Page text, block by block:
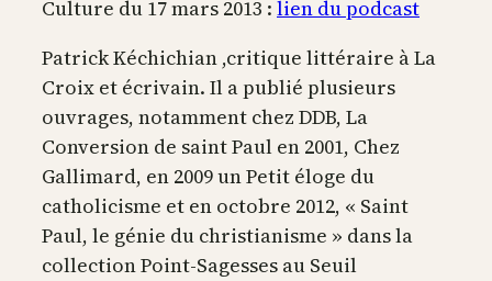
Culture du 17 mars 2013 : lien du podcast
Patrick Kéchichian ,critique littéraire à La
Croix et écrivain. Il a publié plusieurs
ouvrages, notamment chez DDB, La
Conversion de saint Paul en 2001, Chez
Gallimard, en 2009 un Petit éloge du
catholicisme et en octobre 2012, « Saint
Paul, le génie du christianisme » dans la
collection Point-Sagesses au Seuil